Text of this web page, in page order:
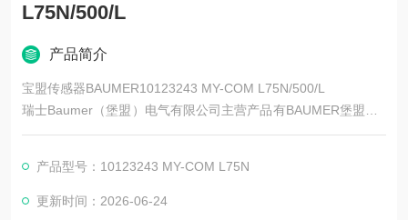
L75N/500/L
产品简介
宝盟传感器BAUMER10123243 MY-COM L75N/500/L
瑞士Baumer（堡盟）电气有限公司主营产品有BAUMER堡盟、B
AUMER编码器、BAUMER传感器、BAUMER控制器、BAUMER
ER光电开关、BAUMER限位开关、BAUMER放大器、BAUMER
变送器、BAUMER安全栅等。
产品型号：10123243 MY-COM L75N
更新时间：2026-06-24